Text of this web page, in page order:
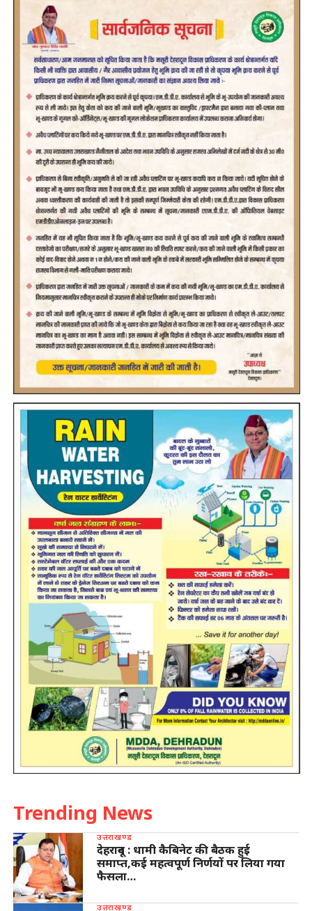
Trending News
उत्तराखण्ड
देहरादून : धामी कैबिनेट की बैठक हुई
समाप्त,कई महत्वपूर्ण निर्णयों पर लिया गया
फैसला…
उत्तराखण्ड